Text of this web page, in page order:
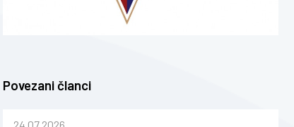
Povezani članci